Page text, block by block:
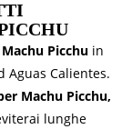
Picchu in
Aguas Calientes.
Machu Picchu,
lunghe